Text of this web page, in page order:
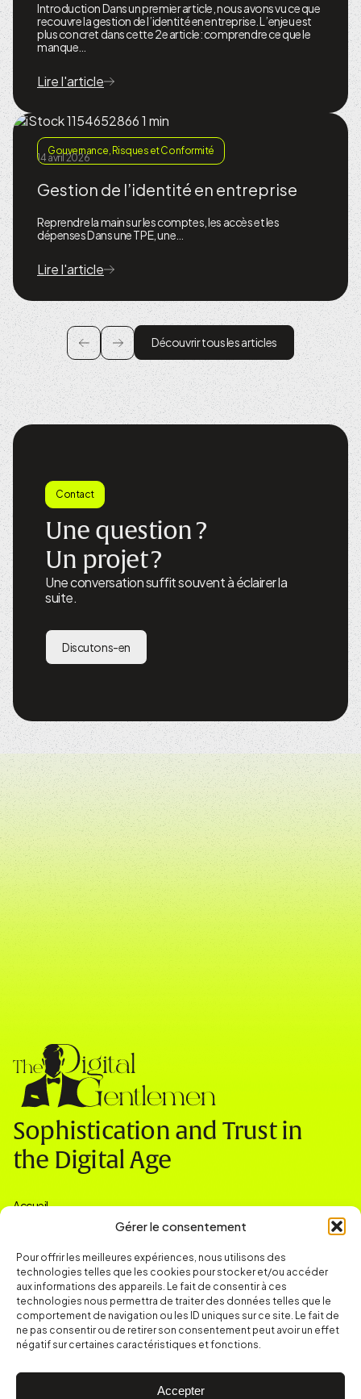
Gérer le consentement
Pour offrir les meilleures expériences, nous utilisons des
technologies telles que les cookies pour stocker et/ou accéder
aux informations des appareils. Le fait de consentir à ces
technologies nous permettra de traiter des données telles que le
comportement de navigation ou les ID uniques sur ce site. Le fait de
ne pas consentir ou de retirer son consentement peut avoir un effet
négatif sur certaines caractéristiques et fonctions.
Accepter
Découvrir tous les articles
Introduction Dans un premier article, nous avons vu ce que
recouvre la gestion de l’identité en entreprise. L’enjeu est
plus concret dans cette 2e article: comprendre ce que le
manque…
Lire l'article
Gouvernance, Risques et Conformité
14 avril 2026
Gestion de l’identité en entreprise
Reprendre la main sur les comptes, les accès et les
dépenses Dans une TPE, une…
Lire l'article
Contact
Une question ?
Un projet ?
Une conversation suffit souvent à éclairer la
suite.
Discutons-en
Sophistication and Trust in
the Digital Age
Accueil
Actualités & Ressources
Contact
contact@thedigitalgentlemen.com
Toulouse
© 2026 The Digital Gentlemen – Tous droits réservés
Politique de confidentialtié